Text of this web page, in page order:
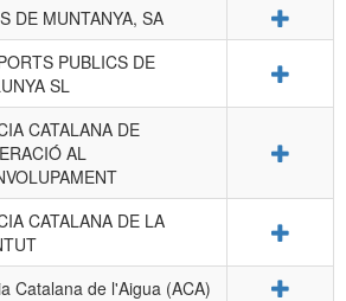
DE MUNTANYA, SA
PUBLICS DE
SL
CATALANA DE
AL
CATALANA DE LA
Catalana de l'Aigua (ACA)